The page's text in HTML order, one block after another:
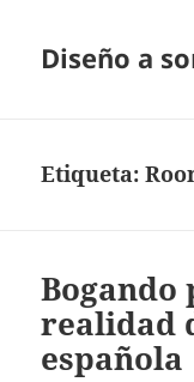
Diseño a
Etiqueta:
realidad
española